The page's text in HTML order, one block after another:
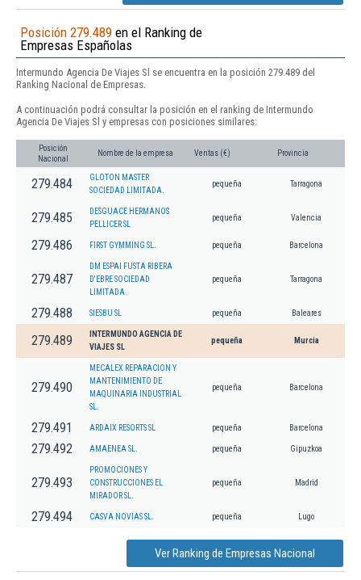
Posición 279.489 en el Ranking de
Empresas Españolas
Intermundo Agencia De Viajes Sl se encuentra en la posición 279.489 del
Ranking Nacional de Empresas.
A continuación podrá consultar la posición en el ranking de Intermundo
Agencia De Viajes Sl y empresas con posiciones similares:
Posición
Nacional
Nombre de la empresa Ventas (€) Provincia
279.484
GLOTON MASTER
SOCIEDAD LIMITADA.
pequeña Tarragona
279.485
DESGUACE HERMANOS
PELLICER SL
pequeña Valencia
279.486 FIRST GYMMING SL. pequeña Barcelona
279.487
DM ESPAI FUSTA RIBERA
D'EBRE SOCIEDAD
LIMITADA.
pequeña Tarragona
279.488 SIESBU SL pequeña Baleares
279.489
INTERMUNDO AGENCIA DE
VIAJES SL
pequeña Murcia
279.490
MECALEX REPARACION Y
MANTENIMIENTO DE
MAQUINARIA INDUSTRIAL
SL.
pequeña Barcelona
279.491 ARDAIX RESORTS SL pequeña Barcelona
279.492 AMAENEA SL. pequeña Gipuzkoa
279.493
PROMOCIONES Y
CONSTRUCCIONES EL
MIRADOR SL.
pequeña Madrid
279.494 CASVA NOVIAS SL. pequeña Lugo
Ver Ranking de Empresas Nacional